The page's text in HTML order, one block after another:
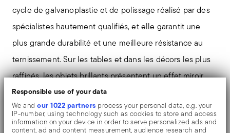
Responsible use of your data
We andour 1022 partners process your personal data, e.g. your
IP-number, using technology such as cookies to store and access
information on your device in order to serve personalized ads and
content, ad and content measurement, audience research and
cycle de galvanoplastie et de polissage réalisé par des
spécialistes hautement qualifiés, et elle garantit une
plus grande durabilité et une meilleure résistance au
ternissement. Sur les tables et dans les décors les plus
raffinés, les objets brillants présentent un effet miroir
exceptionnel et durable.
Le couteau monobloc est fabriqué en une seule pièce